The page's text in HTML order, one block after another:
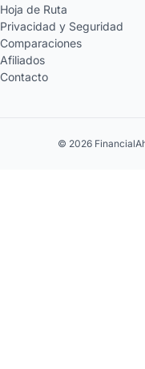
Hoja de Ruta
Privacidad y Seguridad
Comparaciones
Afiliados
Contacto
© 2026